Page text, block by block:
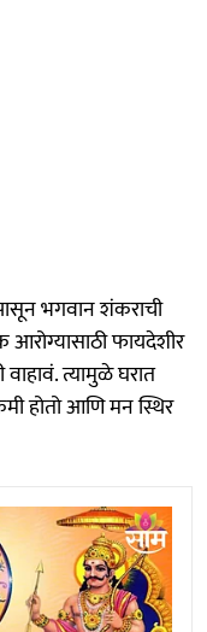
भगवान शंकराची
फायदेशीर
त्यामुळे घरात
होतो आणि मन स्थिर